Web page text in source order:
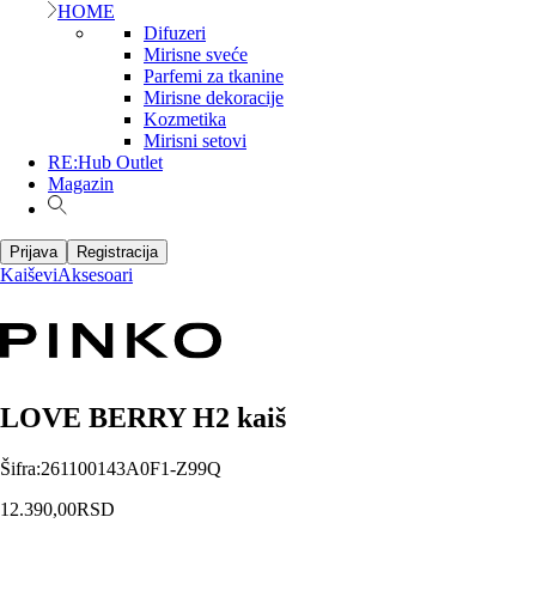
HOME
Difuzeri
Mirisne sveće
Parfemi za tkanine
Mirisne dekoracije
Kozmetika
Mirisni setovi
RE:Hub Outlet
Magazin
Prijava Registracija
KaiševiAksesoari
LOVE BERRY H2 kaiš
Šifra:261100143A0F1-Z99Q
12.390,00RSD